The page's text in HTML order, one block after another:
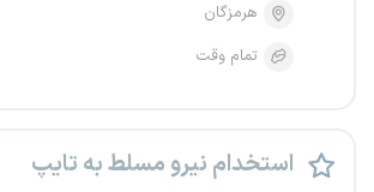
هرمزگان
تمام وقت
استخدام نیرو مسلط به تایپ